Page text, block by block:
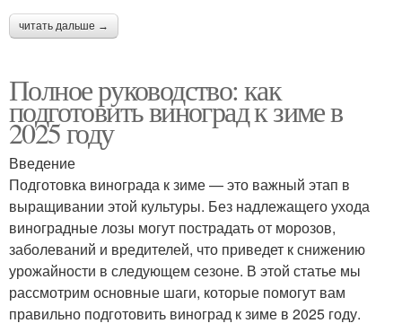
читать дальше →
Полное руководство: как
подготовить виноград к зиме в
2025 году
Введение
Подготовка винограда к зиме — это важный этап в
выращивании этой культуры. Без надлежащего ухода
виноградные лозы могут пострадать от морозов,
заболеваний и вредителей, что приведет к снижению
урожайности в следующем сезоне. В этой статье мы
рассмотрим основные шаги, которые помогут вам
правильно подготовить виноград к зиме в 2025 году.